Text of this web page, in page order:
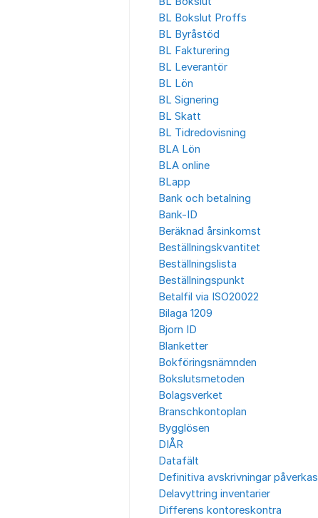
BL Bokslut Proffs
BL Byråstöd
BL Fakturering
BL Leverantör
BL Lön
BL Signering
BL Skatt
BL Tidredovisning
BLA Lön
BLA online
BLapp
Bank och betalning
Bank-ID
Beräknad årsinkomst
Beställningskvantitet
Beställningslista
Beställningspunkt
Betalfil via ISO20022
Bilaga 1209
Bjorn ID
Blanketter
Bokföringsnämnden
Bokslutsmetoden
Bolagsverket
Branschkontoplan
Bygglösen
DIÅR
Datafält
Definitiva avskrivningar påverkas
Delavyttring inventarier
Differens kontoreskontra